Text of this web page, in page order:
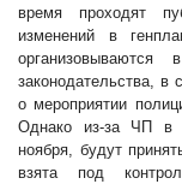
время проходят
изменений в
законодательства, в
о мероприятии
Однако из-за ЧП в
ноября, будут
взята под